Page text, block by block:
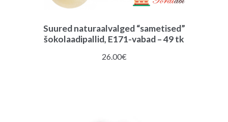
Suured naturaalvalged “sametised”
šokolaadipallid, E171-vabad – 49 tk
26.00€